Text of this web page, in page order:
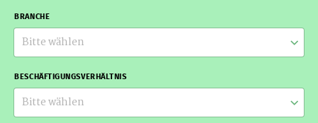
BRANCHE
Bitte wählen
BESCHÄFTIGUNGSVERHÄLTNIS
Bitte wählen